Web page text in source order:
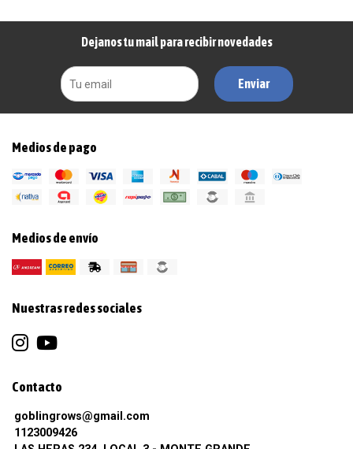
Dejanos tu mail para recibir novedades
Enviar
Medios de pago
Medios de envío
Nuestras redes sociales
Contacto
goblingrows@gmail.com
1123009426